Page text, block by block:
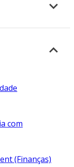
com
(Finanças)